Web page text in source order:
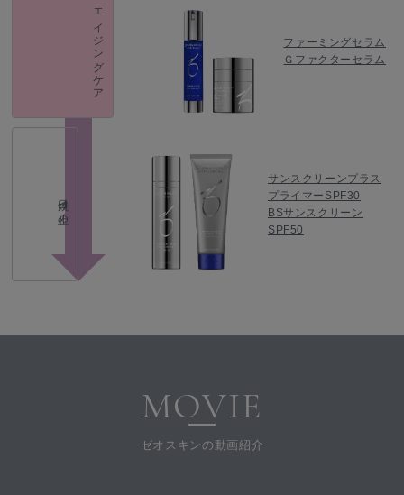
エイジングケア
ファーミングセラム
Ｇファクターセラム
日焼け止め
サンスクリーンプラス
プライマーSPF30
BSサンスクリーン
SPF50
MOVIE
ゼオスキンの動画紹介